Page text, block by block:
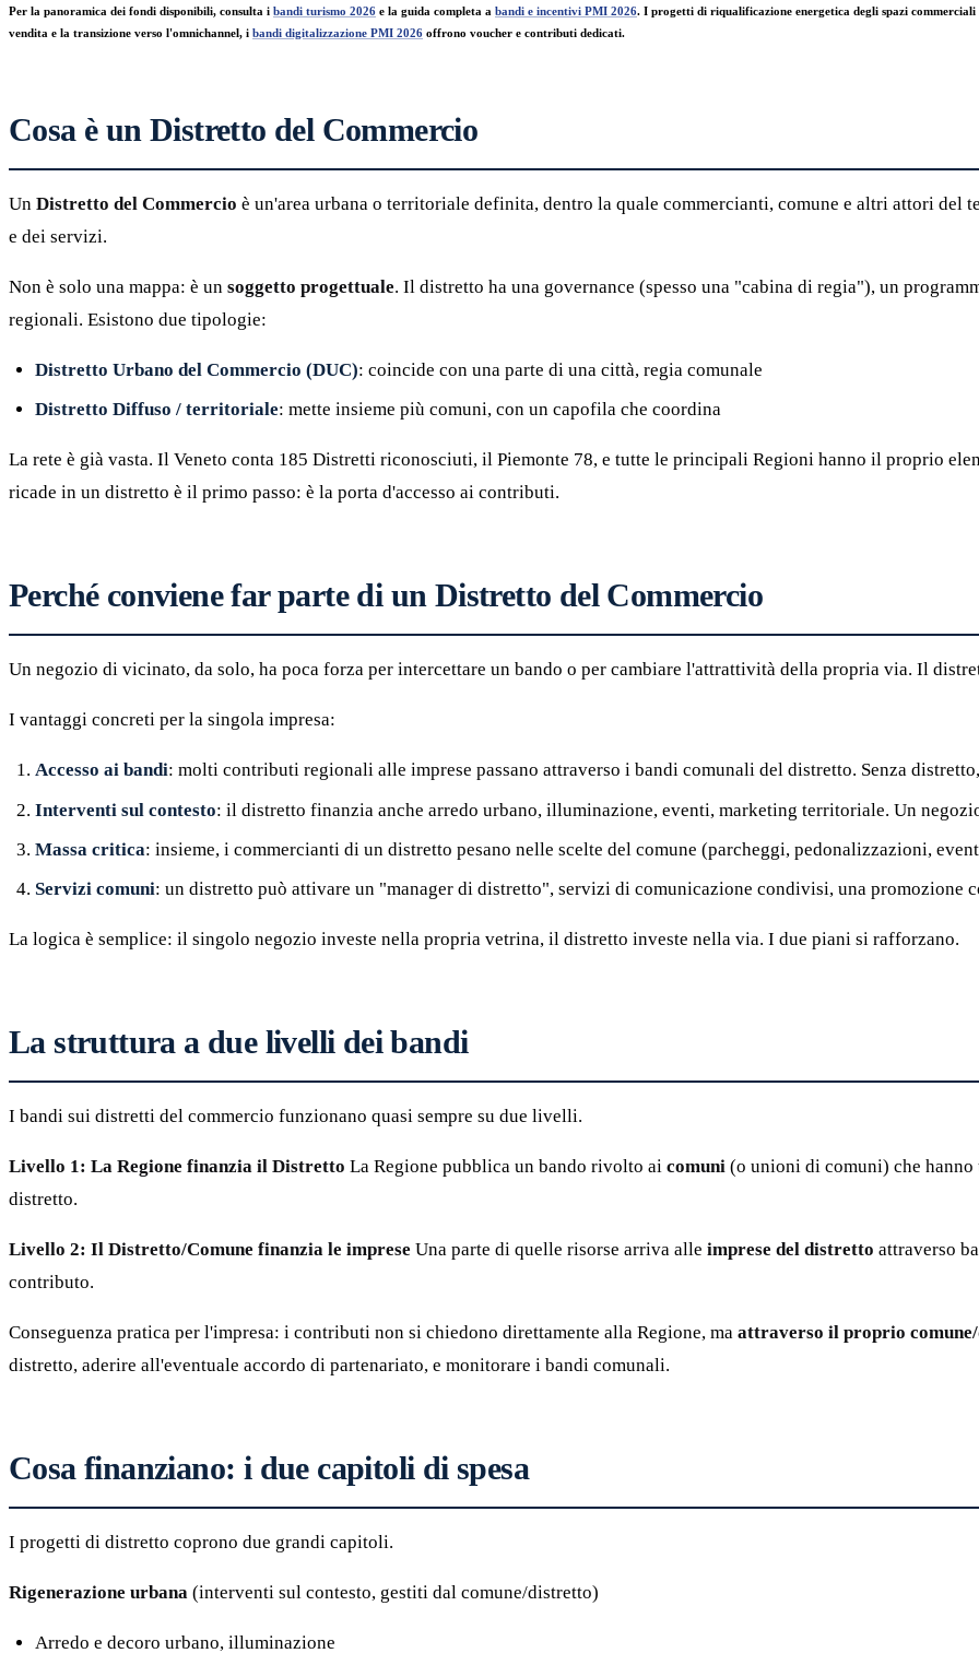
Per la panoramica dei fondi disponibili, consulta i bandi turismo 2026 e la guida completa a bandi e incentivi PMI 2026. I progetti di riqualificazione energetica degli spazi commerciali
vendita e la transizione verso l'omnichannel, i bandi digitalizzazione PMI 2026 offrono voucher e contributi dedicati.
Cosa è un Distretto del Commercio
Un Distretto del Commercio è un'area urbana o territoriale definita, dentro la quale commercianti, comune e altri attori
e dei servizi.
Non è solo una mappa: è un soggetto progettuale. Il distretto ha una governance (spesso una "cabina di regia"), un
regionali. Esistono due tipologie:
Distretto Urbano del Commercio (DUC): coincide con una parte di una città, regia comunale
Distretto Diffuso / territoriale: mette insieme più comuni, con un capofila che coordina
La rete è già vasta. Il Veneto conta 185 Distretti riconosciuti, il Piemonte 78, e tutte le principali Regioni hanno il proprio
ricade in un distretto è il primo passo: è la porta d'accesso ai contributi.
Perché conviene far parte di un Distretto del Commercio
Un negozio di vicinato, da solo, ha poca forza per intercettare un bando o per cambiare l'attrattività della propria via. Il
I vantaggi concreti per la singola impresa:
Accesso ai bandi: molti contributi regionali alle imprese passano attraverso i bandi comunali del distretto. Senza
Interventi sul contesto: il distretto finanzia anche arredo urbano, illuminazione, eventi, marketing territoriale. Un
Massa critica: insieme, i commercianti di un distretto pesano nelle scelte del comune (parcheggi, pedonalizzazioni,
Servizi comuni: un distretto può attivare un "manager di distretto", servizi di comunicazione condivisi, una promozione
La logica è semplice: il singolo negozio investe nella propria vetrina, il distretto investe nella via. I due piani si rafforzano.
La struttura a due livelli dei bandi
I bandi sui distretti del commercio funzionano quasi sempre su due livelli.
Livello 1: La Regione finanzia il Distretto La Regione pubblica un bando rivolto ai comuni (o unioni di comuni) che
distretto.
Livello 2: Il Distretto/Comune finanzia le imprese Una parte di quelle risorse arriva alle imprese del distretto attraverso
contributo.
Conseguenza pratica per l'impresa: i contributi non si chiedono direttamente alla Regione, ma attraverso il proprio
distretto, aderire all'eventuale accordo di partenariato, e monitorare i bandi comunali.
Cosa finanziano: i due capitoli di spesa
I progetti di distretto coprono due grandi capitoli.
Rigenerazione urbana (interventi sul contesto, gestiti dal comune/distretto)
Arredo e decoro urbano, illuminazione